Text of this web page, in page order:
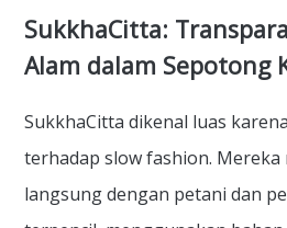
SukkhaCitta:
Alam dalam Sepotong
SukkhaCitta dikenal luas
terhadap slow fashion.
langsung dengan petani dan